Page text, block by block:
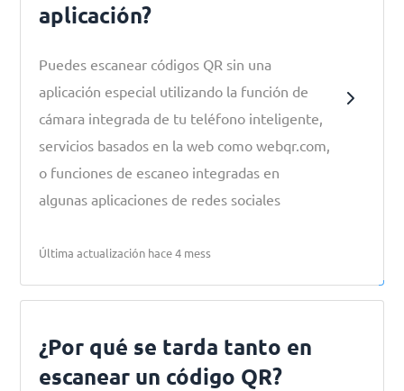
aplicación?
Puedes escanear códigos QR sin una
aplicación especial utilizando la función de
cámara integrada de tu teléfono inteligente,
servicios basados en la web como webqr.com,
o funciones de escaneo integradas en
algunas aplicaciones de redes sociales
Última actualización hace 4 mess
¿Por qué se tarda tanto en
escanear un código QR?